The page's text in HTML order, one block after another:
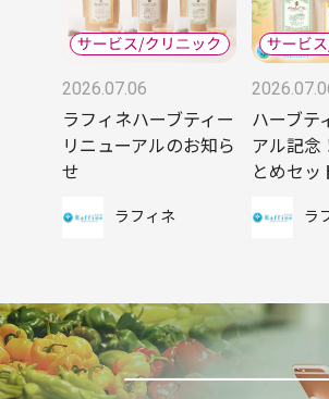
2026.07.06
ラフィネハーブティー
リニューアルのお知ら
せ
ラフィネ
ハーブテ
アル記念
とめセッ
ラ